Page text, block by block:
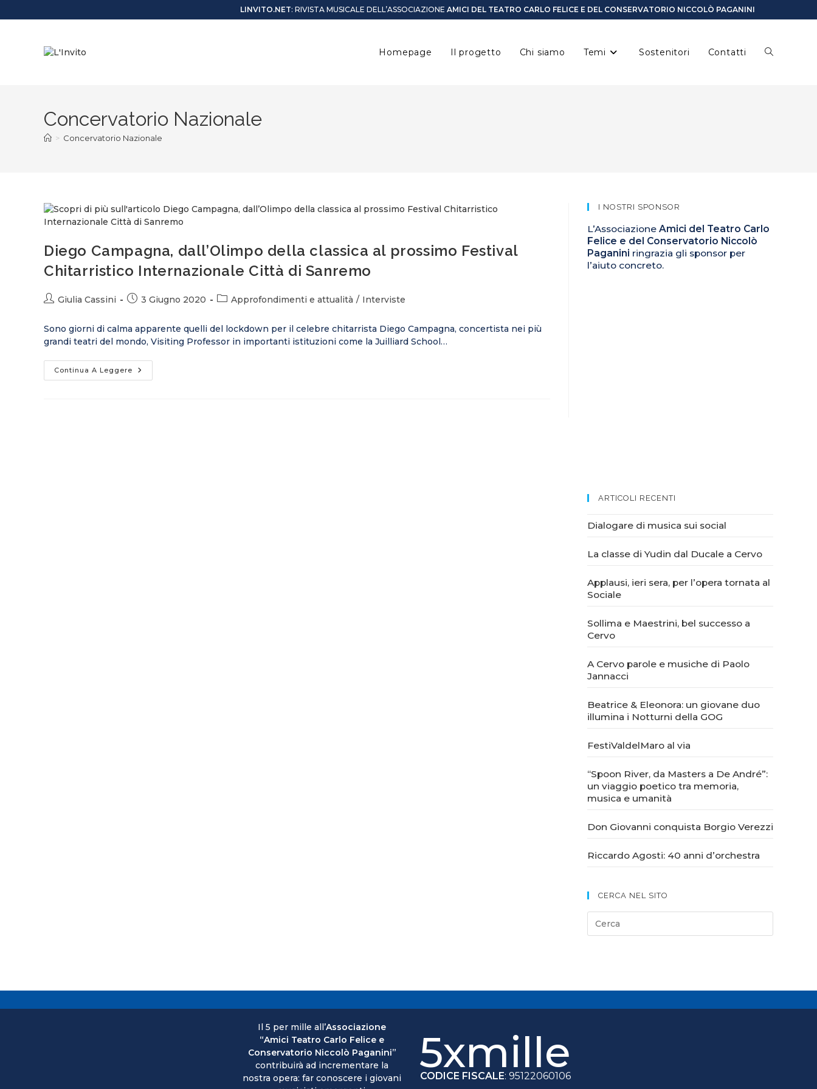
LINVITO.NET: RIVISTA MUSICALE DELL’ASSOCIAZIONE AMICI DEL TEATRO CARLO FELICE E DEL CONSERVATORIO NICCOLÒ PAGANINI
Homepage Il progetto Chi siamo Temi Sostenitori Contatti
Concervatorio Nazionale
> Concervatorio Nazionale
Diego Campagna, dall’Olimpo della classica al prossimo Festival
Chitarristico Internazionale Città di Sanremo
Giulia Cassini 3 Giugno 2020 Approfondimenti e attualità / Interviste
Sono giorni di calma apparente quelli del lockdown per il celebre chitarrista Diego Campagna, concertista nei più
grandi teatri del mondo, Visiting Professor in importanti istituzioni come la Juilliard School…
Continua A Leggere
I NOSTRI SPONSOR
L’Associazione Amici del Teatro Carlo
Felice e del Conservatorio Niccolò
Paganini ringrazia gli sponsor per
l’aiuto concreto.
ARTICOLI RECENTI
Dialogare di musica sui social
La classe di Yudin dal Ducale a Cervo
Applausi, ieri sera, per l’opera tornata al
Sociale
Sollima e Maestrini, bel successo a
Cervo
A Cervo parole e musiche di Paolo
Jannacci
Beatrice & Eleonora: un giovane duo
illumina i Notturni della GOG
FestiValdelMaro al via
“Spoon River, da Masters a De André”:
un viaggio poetico tra memoria,
musica e umanità
Don Giovanni conquista Borgio Verezzi
Riccardo Agosti: 40 anni d’orchestra
CERCA NEL SITO
Il 5 per mille all’Associazione
“Amici Teatro Carlo Felice e
Conservatorio Niccolò Paganini”
contribuirà ad incrementare la
nostra opera: far conoscere i giovani
5xmille
CODICE FISCALE: 95122060106